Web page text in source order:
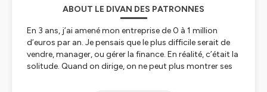
ABOUT LE DIVAN DES PATRONNES
En 3 ans, j’ai amené mon entreprise de 0 à 1 million
d’euros par an. Je pensais que le plus difficile serait de
vendre, manager, ou gérer la finance. En réalité, c’était la
solitude. Quand on dirige, on ne peut plus montrer ses